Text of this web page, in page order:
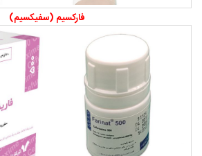
فارکسیم (سفیکسیم)